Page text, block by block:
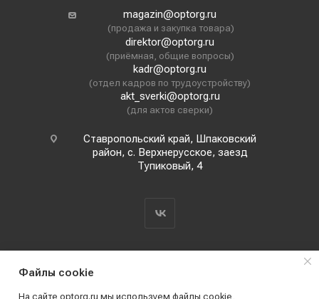
magazin@optorg.ru
(продажа и закупка товара)
direktor@optorg.ru
(приёмная, общие вопросы)
kadr@optorg.ru
(отдел кадров по трудоустройству)
akt_sverki@optorg.ru
(для актов сверки)
Ставропольский край, Шпаковский
район, с. Верхнерусское, заезд
Тупиковый, 4
Файлы cookie
На сайте optorg.ru мы используем файлы cookie,